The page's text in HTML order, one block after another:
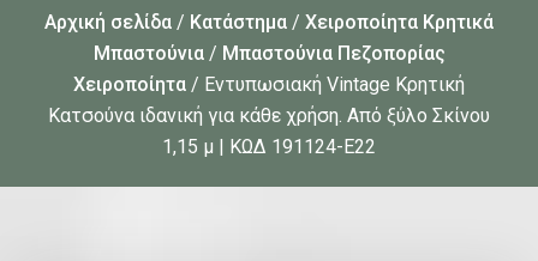
Αρχική σελίδα / Κατάστημα / Χειροποίητα Κρητικά
Μπαστούνια/ Μπαστούνια Πεζοπορίας
Χειροποίητα / Εντυπωσιακή Vintage Κρητική
Κατσούνα ιδανική για κάθε χρήση. Από ξύλο Σκίνου
1,15 μ | ΚΩΔ 191124-Ε22